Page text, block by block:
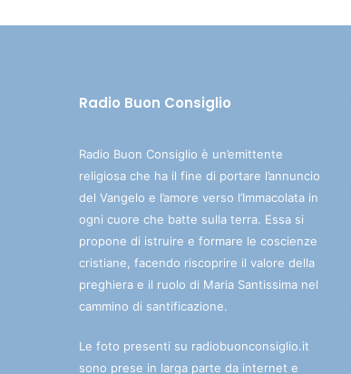
Radio Buon Consiglio
Radio Buon Consiglio è un’emittente
religiosa che ha il fine di portare l’annuncio
del Vangelo e l’amore verso l’Immacolata in
ogni cuore che batte sulla terra. Essa si
propone di istruire e formare le coscienze
cristiane, facendo riscoprire il valore della
preghiera e il ruolo di Maria Santissima nel
cammino di santificazione.
Le foto presenti su radiobuonconsiglio.it
sono prese in larga parte da internet e